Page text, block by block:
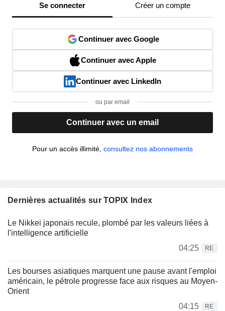
Se connecter Créer un compte
Continuer avec Google
Continuer avec Apple
Continuer avec LinkedIn
ou par email
Continuer avec un email
Pour un accès illimité, consultez nos abonnements
Dernières actualités sur TOPIX Index
Le Nikkei japonais recule, plombé par les valeurs liées à
l'intelligence artificielle
04:25
RE
Les bourses asiatiques marquent une pause avant l'emploi
américain, le pétrole progresse face aux risques au Moyen-
Orient
04:15
RE